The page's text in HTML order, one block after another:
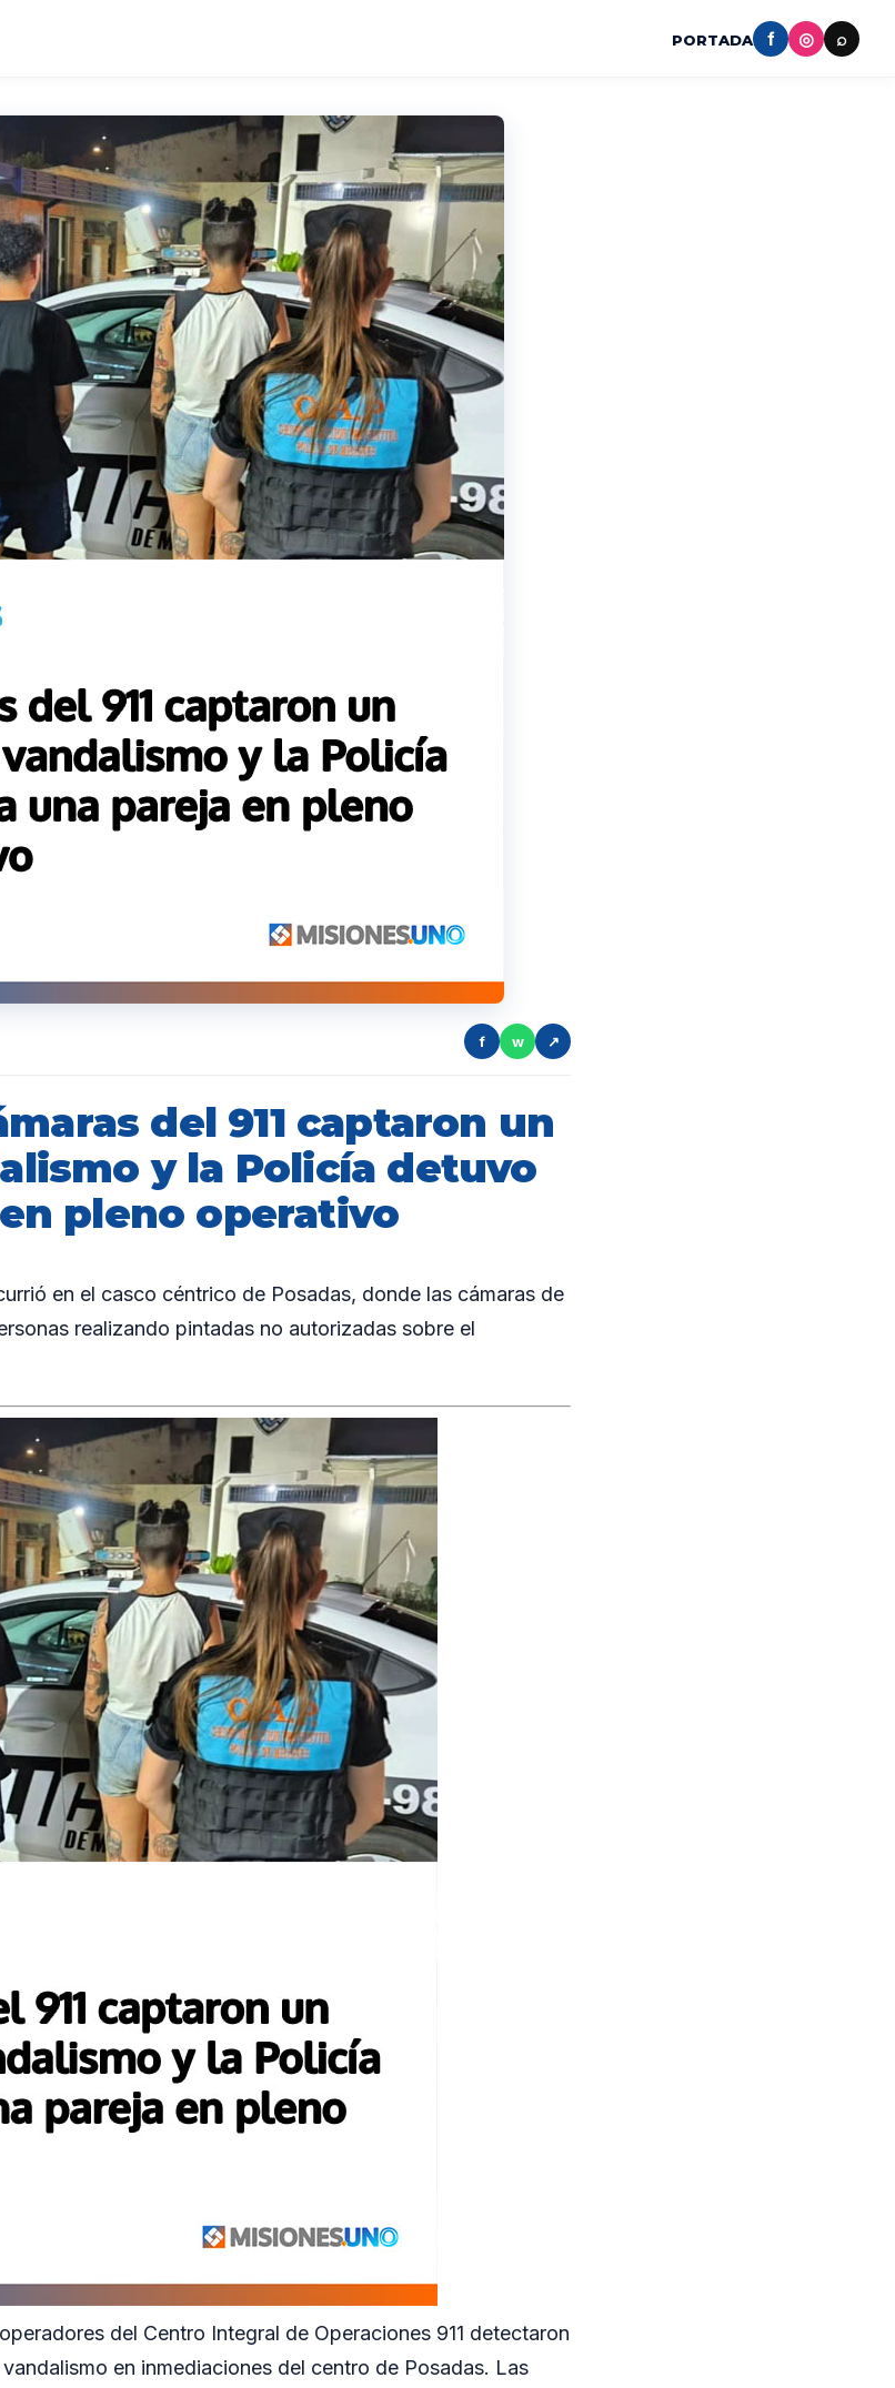
PORTADA f ◎ ⌕
f w ↗
del 911 captaron un
y la Policía detuvo
pleno operativo
en el casco céntrico de Posadas, donde las cámaras de
realizando pintadas no autorizadas sobre el
del Centro Integral de Operaciones 911 detectaron
en inmediaciones del centro de Posadas. Las